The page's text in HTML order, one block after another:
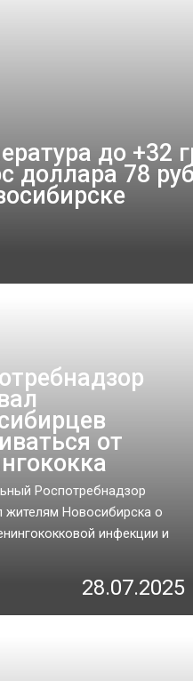
до +32
доллара 78
от
Роспотребнадзор
жителям Новосибирска о
инфекции и
28.07.2025